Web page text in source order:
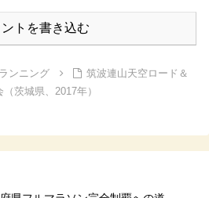
ントを書き込む
ンニング
筑波連山天空ロード＆
茨城県、2017年）